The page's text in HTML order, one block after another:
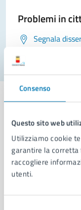
Consenso
Questo sito web
Utilizziamo cookie
garantire la
raccogliere
utenti.
Problemi in
Segnala
Comune
AMMINISTRAZIONE
Aree amministrative